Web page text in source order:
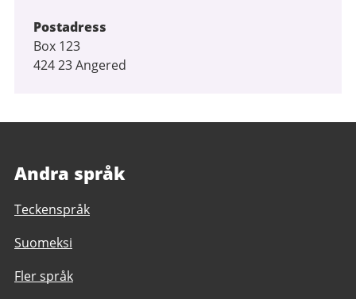
Postadress
Box 123
424 23 Angered
Andra språk
Teckenspråk
Suomeksi
Fler språk